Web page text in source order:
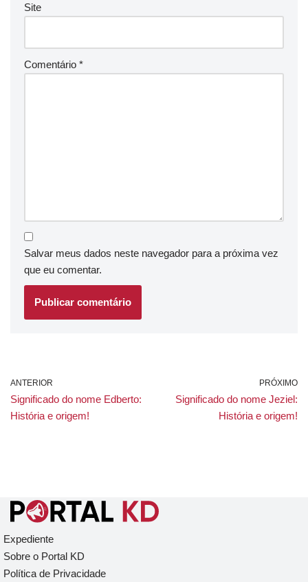
Site
Comentário *
Salvar meus dados neste navegador para a próxima vez
que eu comentar.
ANTERIOR
Significado do nome Edberto:
História e origem!
PRÓXIMO
Significado do nome Jeziel:
História e origem!
Expediente
Sobre o Portal KD
Política de Privacidade